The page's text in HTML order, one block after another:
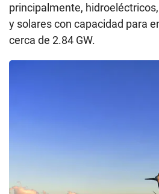
principalmente,
y solares con capacidad para
cerca de 2.84 GW.